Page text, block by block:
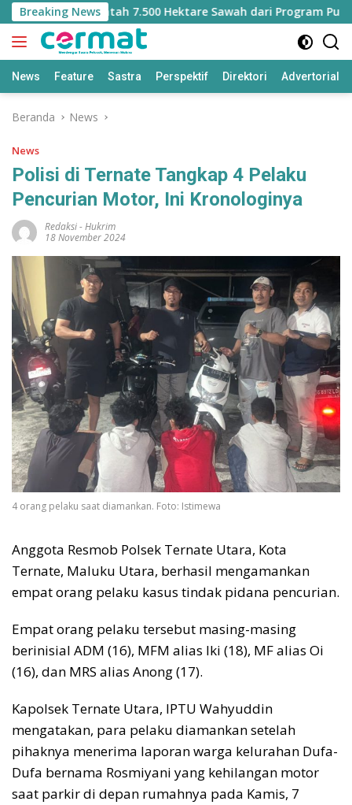
Langsung
ke
konten
Breaking News
Kehilangan Jatah 7.500 Hektare Sawah dari Program Pusat
News Feature Sastra Perspektif Direktori Advertorial
Beranda News
News
Polisi di Ternate Tangkap 4 Pelaku
Pencurian Motor, Ini Kronologinya
Redaksi-Hukrim
18 November 2024
4 orang pelaku saat diamankan. Foto: Istimewa
Anggota Resmob Polsek Ternate Utara, Kota
Ternate, Maluku Utara, berhasil mengamankan
empat orang pelaku kasus tindak pidana pencurian.
Empat orang pelaku tersebut masing-masing
berinisial ADM (16), MFM alias Iki (18), MF alias Oi
(16), dan MRS alias Anong (17).
Kapolsek Ternate Utara, IPTU Wahyuddin
mengatakan, para pelaku diamankan setelah
pihaknya menerima laporan warga kelurahan Dufa-
Dufa bernama Rosmiyani yang kehilangan motor
saat parkir di depan rumahnya pada Kamis, 7